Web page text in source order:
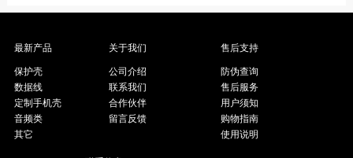
最新产品
保护壳
数据线
定制手机壳
音频类
其它
关于我们
公司介绍
联系我们
合作伙伴
留言反馈
售后支持
防伪查询
售后服务
用户须知
购物指南
使用说明